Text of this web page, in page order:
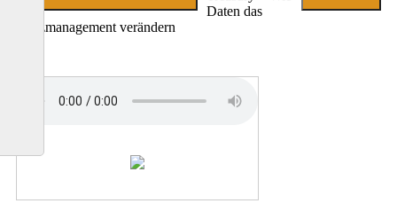
Daten das
Finanzmanagement verändern